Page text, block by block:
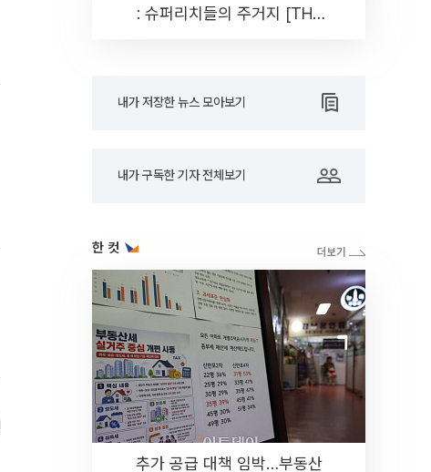
: 슈퍼리치들의 주거지 [THE
내가 저장한 뉴스 모아보기
내가 구독한 기자 전체보기
한 컷
추가 공급 대책 임박…부동산